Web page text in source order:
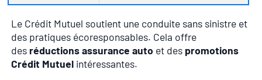
Le Crédit Mutuel soutient une conduite sans sinistre et
des pratiques écoresponsables. Cela offre
des réductions assurance auto et des promotions
Crédit Mutuel intéressantes.